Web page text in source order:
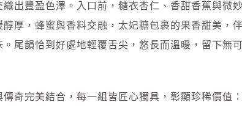
出豐盈色澤。入口前，糖衣杏仁、香甜香蕉與微
厚，蜂蜜與香料交融，太妃糖包裹的果香甜美，
尾韻恰到好處地輕覆舌尖，悠長而溫暖，留下無
奇完美結合，每一組皆匠心獨具，彰顯珍稀價值